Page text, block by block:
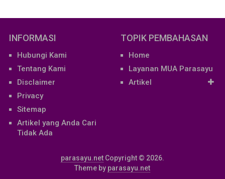
INFORMASI
Hubungi Kami
Tentang Kami
Disclaimer
Privacy
Sitemap
Artikel yang Anda Cari
Tidak Ada
TOPIK PEMBAHASAN
Home
Layanan MUA Parasayu
Artikel
parasayu.netCopyright © 2026.
Theme by parasayu.net